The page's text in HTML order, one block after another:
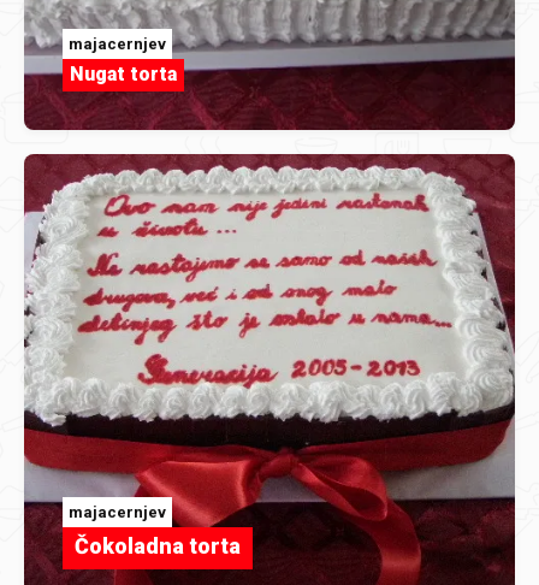
majacernjev
Nugat torta
majacernjev
Čokoladna torta